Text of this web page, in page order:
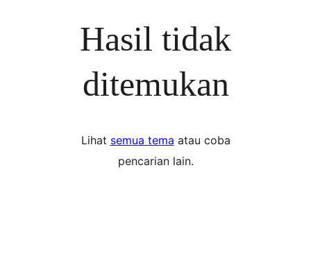
Hasil tidak
ditemukan
Lihat semua tema atau coba
pencarian lain.